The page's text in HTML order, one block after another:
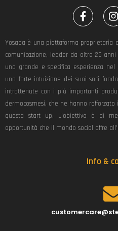
F
a
c
e
b
o
o
k
-
f
I
s
t
r
Yosada è una piattaforma proprietaria
comunicazione, leader da oltre 25
una grande e specifica esperienza
una forte intuizione dei suoi soci
intrattenute con i più importanti
dermocosmesi, che ne hanno
questa start up. L’obiettivo è di
opportunità che il mondo social offre
Info &